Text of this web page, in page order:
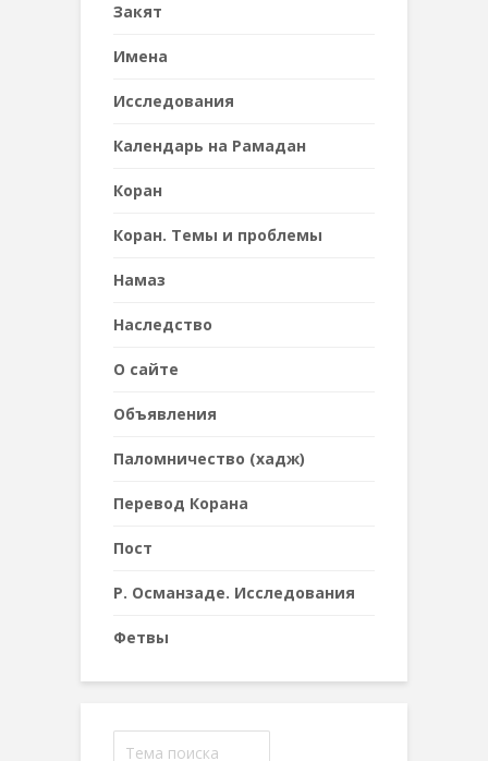
Закят
Имена
Исследования
Календарь на Рамадан
Коран
Коран. Темы и проблемы
Намаз
Наследствo
О сайте
Объявления
Паломничество (хадж)
Перевод Корана
Пост
Р. Османзаде. Исследования
Фетвы